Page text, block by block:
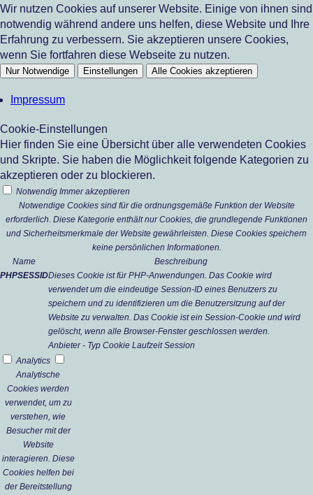
Wir nutzen Cookies auf unserer Website. Einige von ihnen sind
notwendig während andere uns helfen, diese Website und Ihre
Erfahrung zu verbessern. Sie akzeptieren unsere Cookies,
wenn Sie fortfahren diese Webseite zu nutzen.
Nur Notwendige Einstellungen Alle Cookies akzeptieren
Impressum
Cookie-Einstellungen
Hier finden Sie eine Übersicht über alle verwendeten Cookies
und Skripte. Sie haben die Möglichkeit folgende Kategorien zu
akzeptieren oder zu blockieren.
Notwendig Immer akzeptieren
Notwendige Cookies sind für die ordnungsgemäße Funktion der Website
erforderlich. Diese Kategorie enthält nur Cookies, die grundlegende Funktionen
und Sicherheitsmerkmale der Website gewährleisten. Diese Cookies speichern
keine persönlichen Informationen.
Name
Beschreibung
PHPSESSIDDieses Cookie ist für PHP-Anwendungen. Das Cookie wird
verwendet um die eindeutige Session-ID eines Benutzers zu
speichern und zu identifizieren um die Benutzersitzung auf der
Website zu verwalten. Das Cookie ist ein Session-Cookie und wird
gelöscht, wenn alle Browser-Fenster geschlossen werden.
Anbieter - Typ Cookie Laufzeit Session
Analytics
Analytische
Cookies werden
verwendet, um zu
verstehen, wie
Besucher mit der
Website
interagieren. Diese
Cookies helfen bei
der Bereitstellung